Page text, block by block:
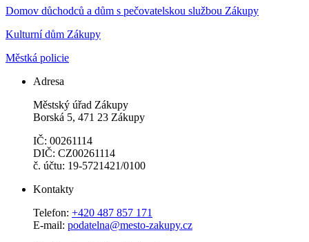
Domov důchodců a dům s pečovatelskou službou Zákupy
Kulturní dům Zákupy
Městká policie
Adresa
Městský úřad Zákupy
Borská 5, 471 23 Zákupy
IČ: 00261114
DIČ: CZ00261114
č. účtu: 19-5721421/0100
Kontakty
Telefon: +420 487 857 171
E-mail: podatelna@mesto-zakupy.cz